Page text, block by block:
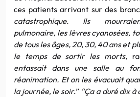
ces patients arrivant sur des
catastrophique. Ils
pulmonaire, les lèvres cyanosées,
de tous les âges, 20, 30, 40 ans et
le temps de sortir les morts,
entassait dans une salle au
réanimation. Et on les évacuait
la journée, le soir.” “Ça a duré dix à